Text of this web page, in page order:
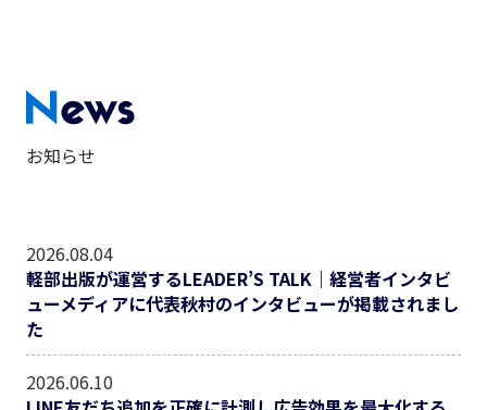
お知らせ
2026.08.04
軽部出版が運営するLEADER’S TALK｜経営者インタビ
ューメディアに代表秋村のインタビューが掲載されまし
た
2026.06.10